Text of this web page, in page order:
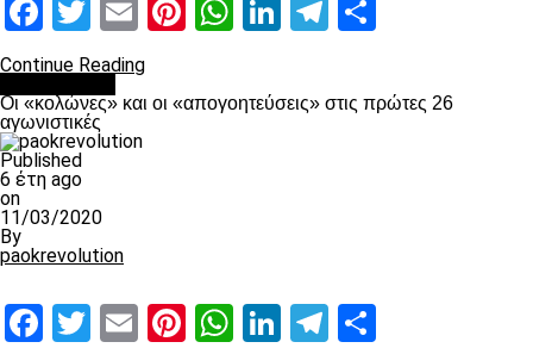
Facebook
Twitter
EmailPinterest
WhatsApp
LinkedInTelegram
Continue Reading
Οι «κολώνες» και οι «απογοητεύσεις» στις πρώτες 26
αγωνιστικές
Published
6 έτη ago
on
11/03/2020
By
paokrevolution
Facebook
Twitter
EmailPinterest
WhatsApp
LinkedIn
Telegram